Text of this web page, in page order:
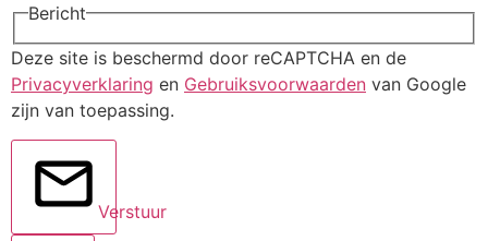
Bericht
Deze site is beschermd door reCAPTCHA en de
Privacyverklaring en Gebruiksvoorwaarden van Google
zijn van toepassing.
Verstuur